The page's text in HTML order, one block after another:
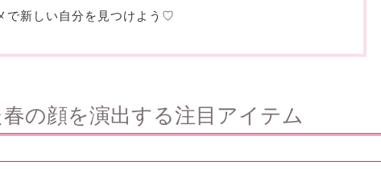
で新しい自分を見つけよう ♡
の顔を演出する注目アイテム